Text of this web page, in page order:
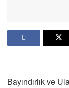
Bayındırlık ve